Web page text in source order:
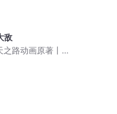
敌
路动画原著丨
原著丨VIP免费